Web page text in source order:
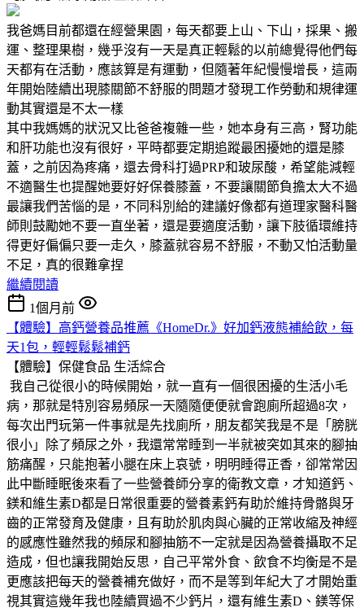
我爸媽目前都還在經營果園，每天都要上山、下山，採果、搬
運、整理果樹，幾乎沒有一天是真正輕鬆的以前總覺得他們每
天都有在活動，應該算是有運動，但隨著年紀慢慢增長，這兩
年開始陸續出現膝關節不舒服的問題才發現工作勞動和規律運
動其實還是不太一樣
其中我媽媽的狀況又比爸爸複雜一些，她本身有三高，腎功能
和肝功能也沒有很好，平時都要定期追蹤最困擾她的還是膝
蓋，之前因為疼痛，還去骨科打過PRP和玻尿酸，希望能減輕
不適醫生也提醒她要好好保養膝蓋，不要讓關節負擔太大不過
最讓我們苦惱的是，不同科別給的建議好像都有道理家醫科醫
師則鼓勵她不要一直坐著，還是要適度活動，讓下肢循環維持
得更好偏偏只要一走久，膝蓋就容易不舒服，不動又怕活動量
不足，真的很難拿捏
繼續閱讀
1個月前
【體驗】高鈣營養品推薦《HomeDr.》好加鈣液態補給飲，每
天1包，輕輕鬆鬆補鈣
【體驗】保健食品 生活綜合
我自己從很小的時候開始，就一直有一個很困擾的生活小毛
病，那就是特別容易頻尿一天隨隨便便就會跑廁所超過8次，
每次出門玩第一件事就是先找廁所，朋友都笑我是不是「膀胱
很小」除了頻尿之外，我還常常睡到一半就被突如其來的腳抽
筋痛醒，只能抱著小腿在床上哀號，明明睡得正香，卻常常因
此中斷睡眠後來看了一些營養師分享的衛教文章，才知道鈣、
鎂和維生素D都是日常很重要的營養素鈣有助於維持骨骼與牙
齒的正常發育及健康，且有助於肌肉與心臟的正常收縮及神經
的感應性雖然我的頻尿和腳抽筋不一定就是因為營養攝取不足
造成，但也讓我開始反思，自己平常外食、飲食不均衡是不是
更應該把每天的營養補充做好，而不是等到年紀大了才開始重
視其實這幾年我也陸續買過不少鈣片，還有維生素D、鎂等保